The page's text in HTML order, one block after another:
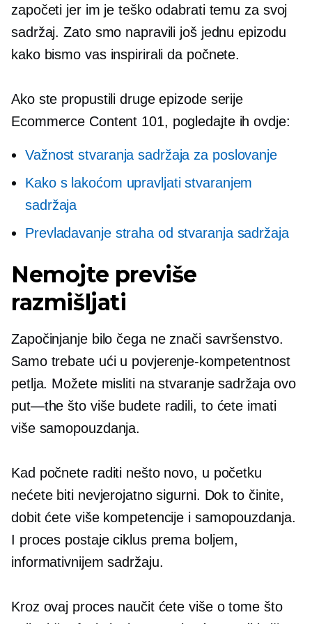
započeti jer im je teško odabrati temu za svoj
sadržaj. Zato smo napravili još jednu epizodu
kako bismo vas inspirirali da počnete.
Ako ste propustili druge epizode serije
Ecommerce Content 101, pogledajte ih ovdje:
Važnost stvaranja sadržaja za poslovanje
Kako s lakoćom upravljati stvaranjem
sadržaja
Prevladavanje straha od stvaranja sadržaja
Nemojte previše
razmišljati
Započinjanje bilo čega ne znači savršenstvo.
Samo trebate ući u povjerenje-kompetentnost
petlja. Možete misliti na stvaranje sadržaja ovo
put—the što više budete radili, to ćete imati
više samopouzdanja.
Kad počnete raditi nešto novo, u početku
nećete biti nevjerojatno sigurni. Dok to činite,
dobit ćete više kompetencije i samopouzdanja.
I proces postaje ciklus prema boljem,
informativnijem sadržaju.
Kroz ovaj proces naučit ćete više o tome što